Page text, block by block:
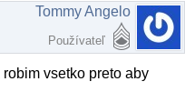
Tommy Angelo
Používateľ
robim vsetko preto aby